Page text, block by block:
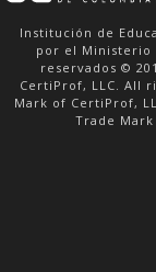
Institución de
por el Ministerio
reservados ©
CertiProf, LLC. All
Mark of CertiProf,
Trade